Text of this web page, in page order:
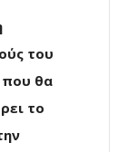
του
που θα
το